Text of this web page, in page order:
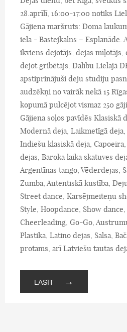
28.aprīlī, 16:00-17:00 notiks
Gājiena maršruts: Doma
iela - Bastejkalns – Esplanāde.
ikviens dejotājs, dejas mīļotājs,
dejot gribētājs. Dalību Lielajā
apstiprinājuši deju studiju
audzēkņi no vairāk nekā 15
kopumā pulcējot vismaz 250
Gājiena soļos pavīdēs Klasiskā
Modernā deja, Laikmetīgā
Indiešu klasiskā deja,
dejas, Baroka laika skatuves
Argentīnas tango, Vēderdejas,
Zumba, Autentiskā kustība,
Street dance, Karsējmeiteņu
Style, Hoopdance, Show
Cheerleading, Go-Go,
Plastika, Latino dejas, Salsa,
protams, arī Latviešu tautas
LASĪT →